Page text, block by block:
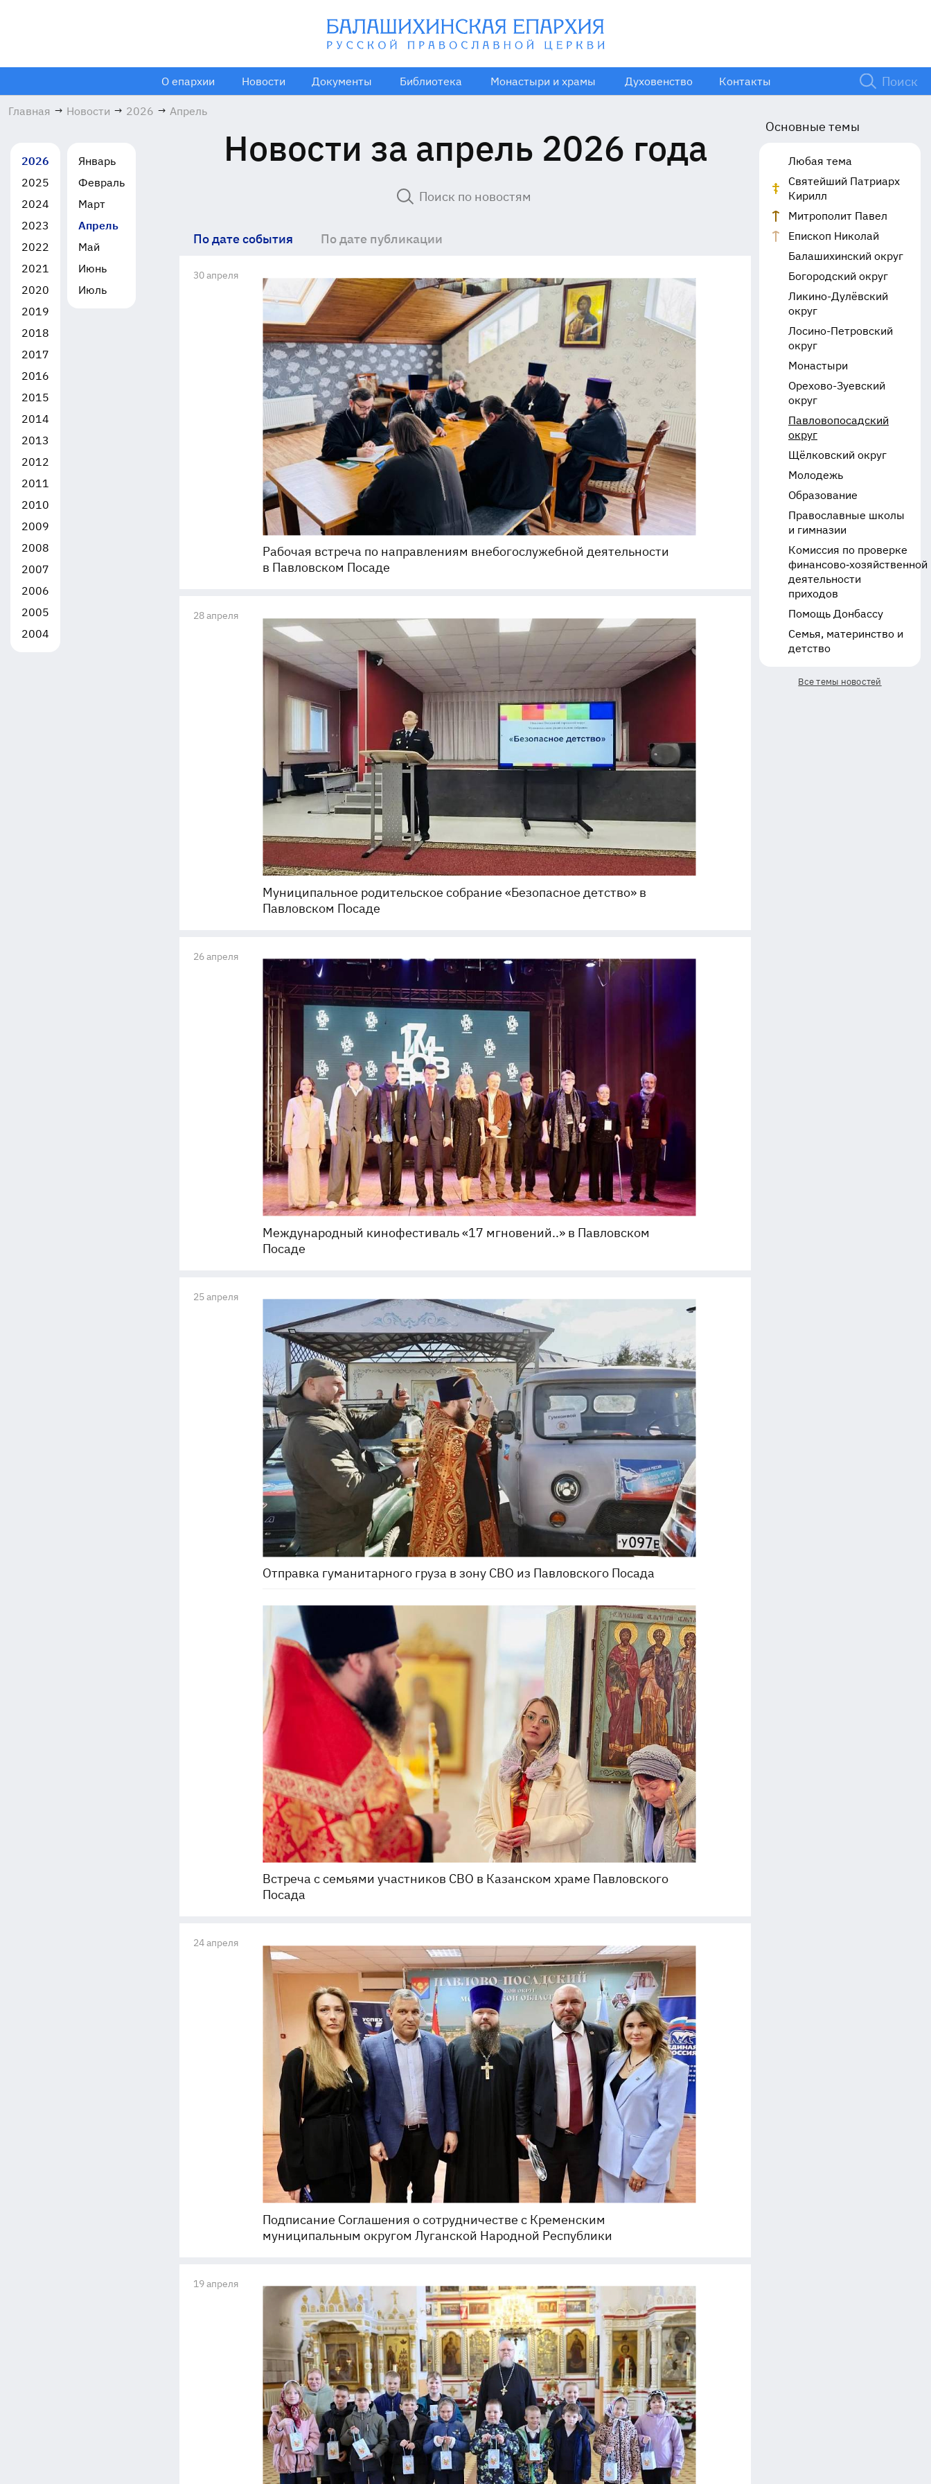
О епархии Новости Документы Библиотека Монастыри и храмы Духовенство Контакты
Главная → Новости → 2026 → Апрель
2026
2025
2024
2023
2022
2021
2020
2019
2018
2017
2016
2015
2014
2013
2012
2011
2010
2009
2008
2007
2006
2005
2004
Январь
Февраль
Март
Апрель
Май
Июнь
Июль
Новости за апрель 2026 года
По дате события По дате публикации
30 апреля
Рабочая встреча по направлениям внебогослужебной деятельности
в Павловском Посаде
28 апреля
Муниципальное родительское собрание «Безопасное детство» в
Павловском Посаде
26 апреля
Международный кинофестиваль «17 мгновений..» в Павловском
Посаде
25 апреля
Отправка гуманитарного груза в зону СВО из Павловского Посада
Встреча с семьями участников СВО в Казанском храме Павловского
Посада
24 апреля
Подписание Соглашения о сотрудничестве с Кременским
муниципальным округом Луганской Народной Республики
19 апреля
Основные темы
Любая тема
Святейший Патриарх
Кирилл
Митрополит Павел
Епископ Николай
Балашихинский округ
Богородский округ
Ликино-Дулёвский
округ
Лосино-Петровский
округ
Монастыри
Орехово-Зуевский
округ
Павловопосадский
округ
Щёлковский округ
Молодежь
Образование
Православные школы
и гимназии
Комиссия по проверке
финансово‑хозяйственной
деятельности
приходов
Помощь Донбассу
Семья, материнство и
детство
Все темы новостей